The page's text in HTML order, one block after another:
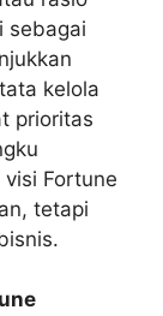
sebagai
kelola
prioritas
Fortune
tetapi